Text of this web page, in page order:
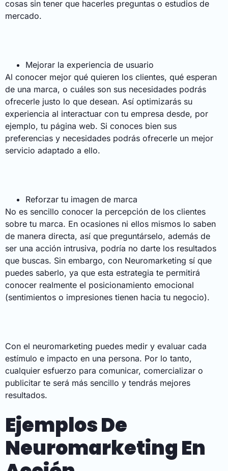
cosas sin tener que hacerles preguntas o estudios de
mercado.
Mejorar la experiencia de usuario
Al conocer mejor qué quieren los clientes, qué esperan
de una marca, o cuáles son sus necesidades podrás
ofrecerle justo lo que desean. Así optimizarás su
experiencia al interactuar con tu empresa desde, por
ejemplo, tu página web. Si conoces bien sus
preferencias y necesidades podrás ofrecerle un mejor
servicio adaptado a ello.
Reforzar tu imagen de marca
No es sencillo conocer la percepción de los clientes
sobre tu marca. En ocasiones ni ellos mismos lo saben
de manera directa, así que preguntárselo, además de
ser una acción intrusiva, podría no darte los resultados
que buscas. Sin embargo, con Neuromarketing sí que
puedes saberlo, ya que esta estrategia te permitirá
conocer realmente el posicionamiento emocional
(sentimientos o impresiones tienen hacia tu negocio).
Con el neuromarketing puedes medir y evaluar cada
estímulo e impacto en una persona. Por lo tanto,
cualquier esfuerzo para comunicar, comercializar o
publicitar te será más sencillo y tendrás mejores
resultados.
Ejemplos De
Neuromarketing En